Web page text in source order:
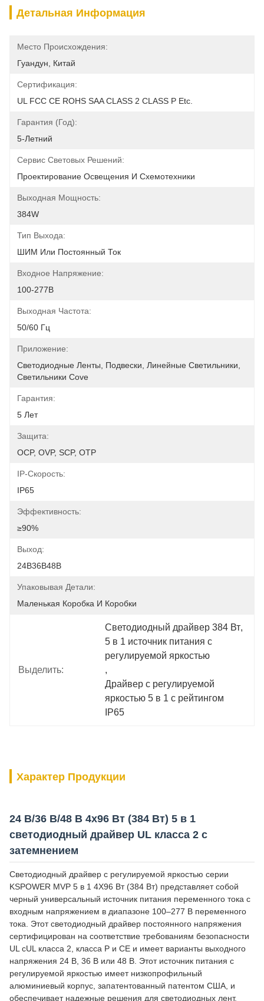
Детальная Информация
Место Происхождения:
Гуандун, Китай
Сертификация:
UL FCC CE ROHS SAA CLASS 2 CLASS P Etc.
Гарантия (год):
5-Летний
Сервис Световых Решений:
Проектирование Освещения И Схемотехники
Выходная Мощность:
384W
Тип Выхода:
ШИМ Или Постоянный Ток
Входное Напряжение:
100-277В
Выходная Частота:
50/60 Гц
Приложение:
Светодиодные Ленты, Подвески, Линейные Светильники,
Светильники Cove
Гарантия:
5 Лет
Защита:
OCP, OVP, SCP, OTP
IP-Скорость:
IP65
Эффективность:
≥90%
Выход:
24В36В48В
Упаковывая Детали:
Маленькая Коробка И Коробки
Выделить:
Светодиодный драйвер 384 Вт
5 в 1 источник питания с
регулируемой яркостью
,
Драйвер с регулируемой
яркостью 5 в 1 с рейтингом
IP65
Характер Продукции
24 В/36 В/48 В 4x96 Вт (384 Вт) 5 в 1
светодиодный драйвер UL класса 2 с
затемнением
Светодиодный драйвер с регулируемой яркостью серии
KSPOWER MVP 5 в 1 4X96 Вт (384 Вт) представляет собой
черный универсальный источник питания переменного тока с
входным напряжением в диапазоне 100–277 В переменного
тока. Этот светодиодный драйвер постоянного напряжения
сертифицирован на соответствие требованиям безопасности
UL cUL класса 2, класса P и CE и имеет варианты выходного
напряжения 24 В, 36 В или 48 В. Этот источник питания с
регулируемой яркостью имеет низкопрофильный
алюминиевый корпус, запатентованный патентом США, и
обеспечивает надежные решения для светодиодных лент,